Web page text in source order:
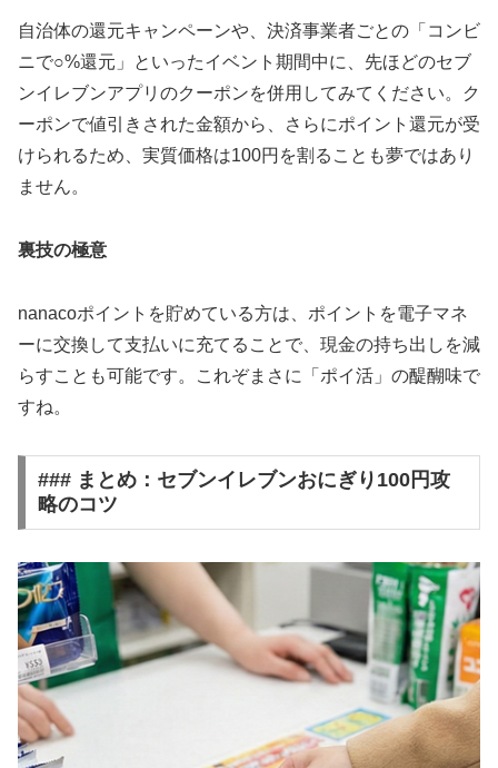
自治体の還元キャンペーンや、決済事業者ごとの「コンビ
ニで○%還元」といったイベント期間中に、先ほどのセブ
ンイレブンアプリのクーポンを併用してみてください。ク
ーポンで値引きされた金額から、さらにポイント還元が受
けられるため、実質価格は100円を割ることも夢ではあり
ません。
裏技の極意
nanacoポイントを貯めている方は、ポイントを電子マネ
ーに交換して支払いに充てることで、現金の持ち出しを減
らすことも可能です。これぞまさに「ポイ活」の醍醐味で
すね。
### まとめ：セブンイレブンおにぎり100円攻
略のコツ